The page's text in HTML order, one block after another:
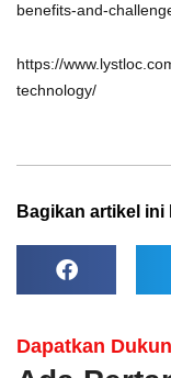
benefits-and-
https://
technology/
Bagikan artikel ini
Dapatkan